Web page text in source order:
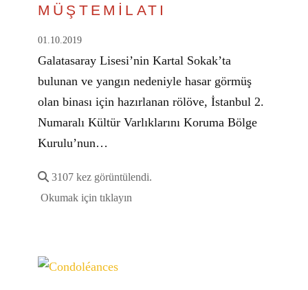
MÜŞTEMİLATI
01.10.2019
Galatasaray Lisesi’nin Kartal Sokak’ta
bulunan ve yangın nedeniyle hasar görmüş
olan binası için hazırlanan rölöve, İstanbul 2.
Numaralı Kültür Varlıklarını Koruma Bölge
Kurulu’nun…
3107 kez görüntülendi.
Okumak için tıklayın